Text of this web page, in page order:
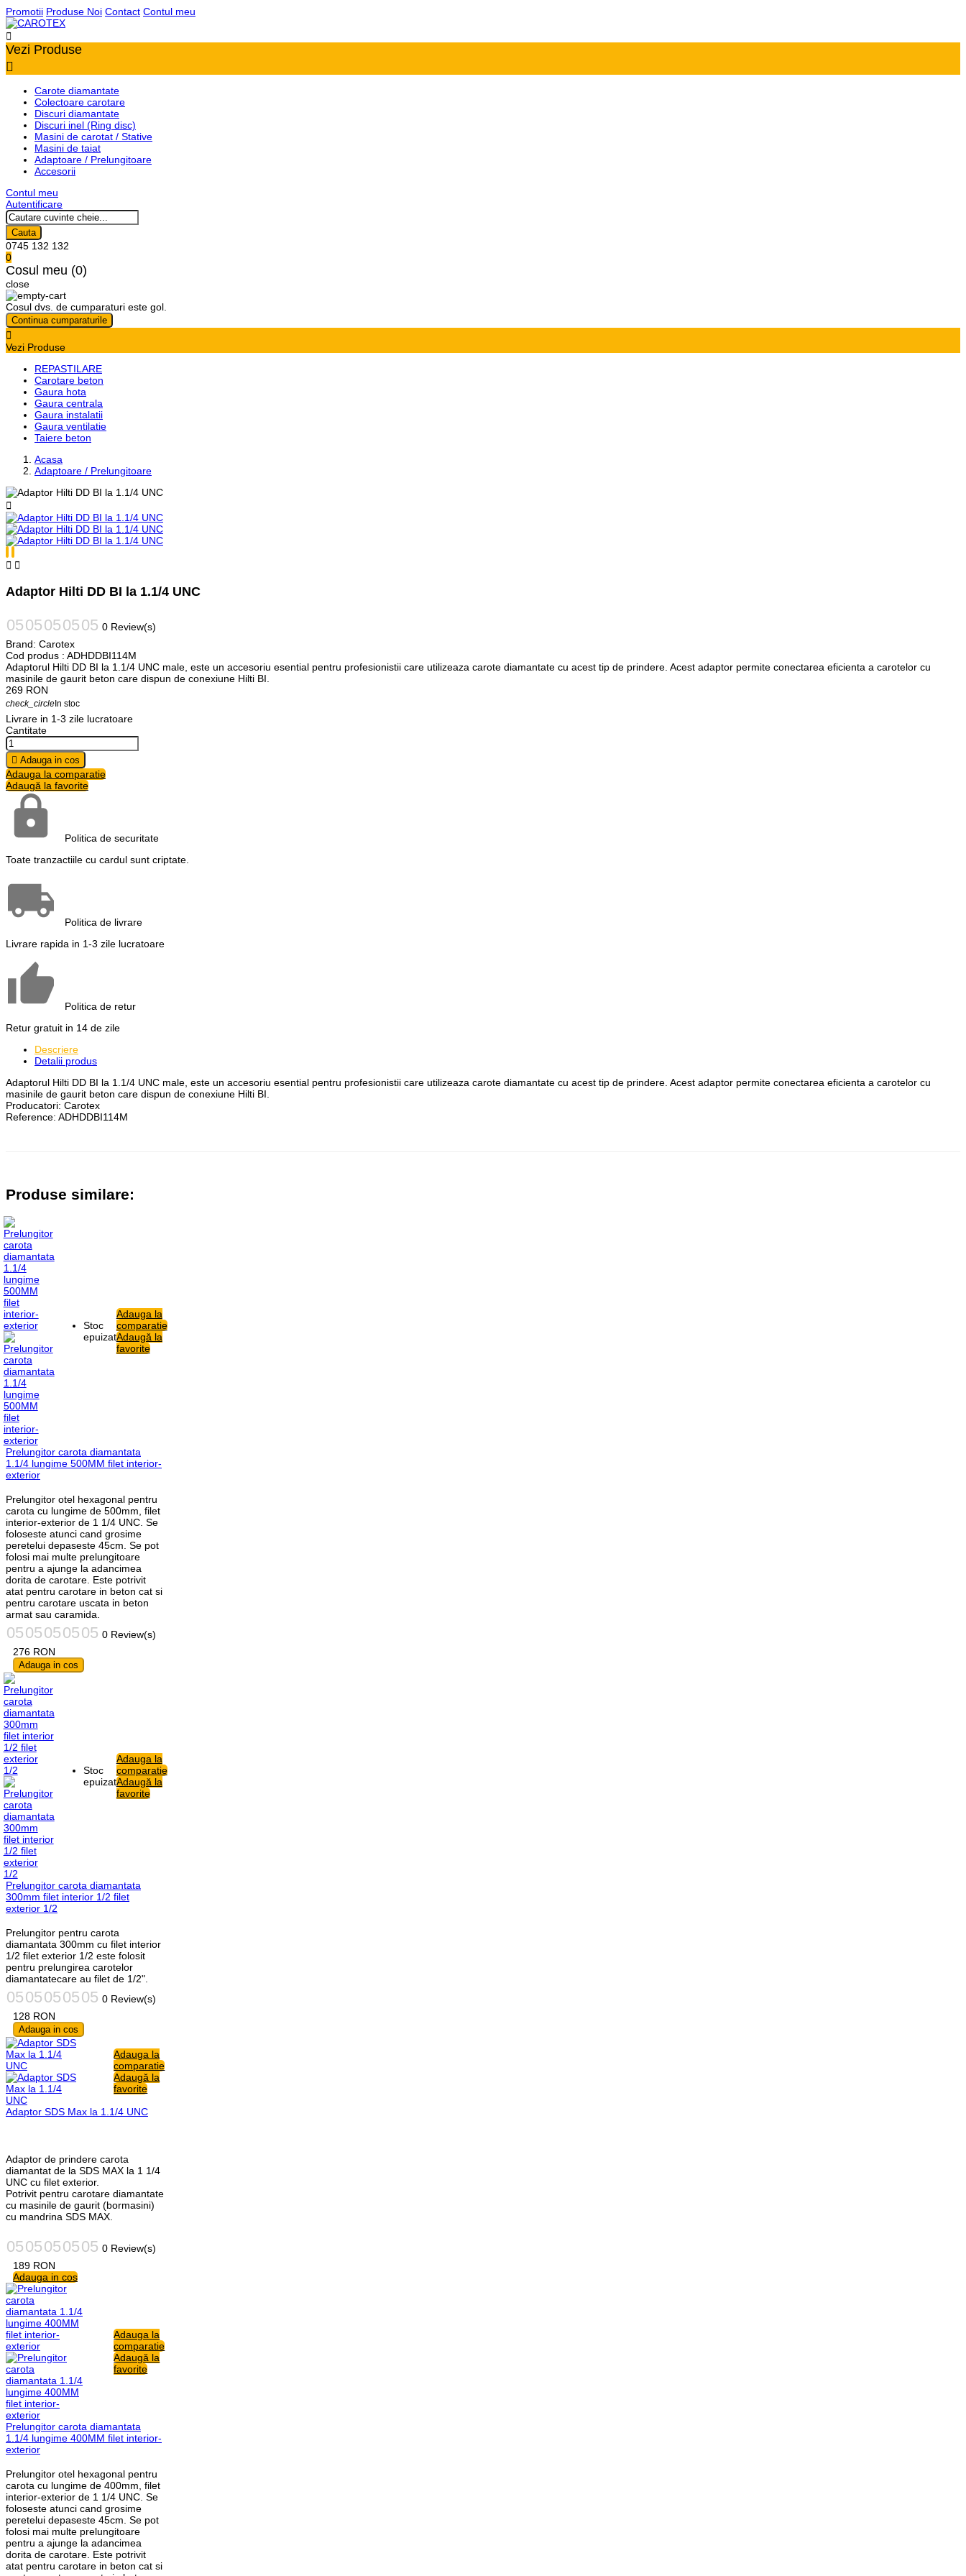
Promotii Produse Noi Contact Contul meu

Vezi Produse

Carote diamantate
Colectoare carotare
Discuri diamantate
Discuri inel (Ring disc)
Masini de carotat / Stative
Masini de taiat
Adaptoare / Prelungitoare
Accesorii
Contul meu
Autentificare
Cauta
0745 132 132
0
Cosul meu (0)
close
Cosul dvs. de cumparaturi este gol.
Continua cumparaturile

Vezi Produse
REPASTILARE
Carotare beton
Gaura hota
Gaura centrala
Gaura instalatii
Gaura ventilatie
Taiere beton
Acasa
Adaptoare / Prelungitoare

 
Adaptor Hilti DD BI la 1.1/4 UNC
0 Review(s)
Brand: Carotex
Cod produs : ADHDDBI114M
Adaptorul Hilti DD BI la 1.1/4 UNC male, este un accesoriu esential pentru profesionistii care utilizeaza carote diamantate cu acest tip de prindere. Acest adaptor permite conectarea eficienta a carotelor cu
masinile de gaurit beton care dispun de conexiune Hilti BI.
269 RON
check_circle In stoc
Livrare in 1-3 zile lucratoare
Cantitate
 Adauga in cos
Adauga la comparatie
Adaugă la favorite
Politica de securitate
Toate tranzactiile cu cardul sunt criptate.
Politica de livrare
Livrare rapida in 1-3 zile lucratoare
Politica de retur
Retur gratuit in 14 de zile
Descriere
Detalii produs
Adaptorul Hilti DD BI la 1.1/4 UNC male, este un accesoriu esential pentru profesionistii care utilizeaza carote diamantate cu acest tip de prindere. Acest adaptor permite conectarea eficienta a carotelor cu
masinile de gaurit beton care dispun de conexiune Hilti BI.
Producatori: Carotex
Reference: ADHDDBI114M
Produse similare:
Stoc
epuizat
Adauga la
comparatie
Adaugă la
favorite
Prelungitor carota diamantata
1.1/4 lungime 500MM filet interior-
exterior
Prelungitor otel hexagonal pentru
carota cu lungime de 500mm, filet
interior-exterior de 1 1/4 UNC. Se
foloseste atunci cand grosime
peretelui depaseste 45cm. Se pot
folosi mai multe prelungitoare
pentru a ajunge la adancimea
dorita de carotare. Este potrivit
atat pentru carotare in beton cat si
pentru carotare uscata in beton
armat sau caramida.
0 Review(s)
276 RON
Adauga in cos
Stoc
epuizat
Adauga la
comparatie
Adaugă la
favorite
Prelungitor carota diamantata
300mm filet interior 1/2 filet
exterior 1/2
Prelungitor pentru carota
diamantata 300mm cu filet interior
1/2 filet exterior 1/2 este folosit
pentru prelungirea carotelor
diamantatecare au filet de 1/2".
0 Review(s)
128 RON
Adauga in cos
Adauga la
comparatie
Adaugă la
favorite
Adaptor SDS Max la 1.1/4 UNC
Adaptor de prindere carota
diamantat de la SDS MAX la 1 1/4
UNC cu filet exterior.
Potrivit pentru carotare diamantate
cu masinile de gaurit (bormasini)
cu mandrina SDS MAX.
0 Review(s)
189 RON
Adauga in cos
Adauga la
comparatie
Adaugă la
favorite
Prelungitor carota diamantata
1.1/4 lungime 400MM filet interior-
exterior
Prelungitor otel hexagonal pentru
carota cu lungime de 400mm, filet
interior-exterior de 1 1/4 UNC. Se
foloseste atunci cand grosime
peretelui depaseste 45cm. Se pot
folosi mai multe prelungitoare
pentru a ajunge la adancimea
dorita de carotare. Este potrivit
atat pentru carotare in beton cat si